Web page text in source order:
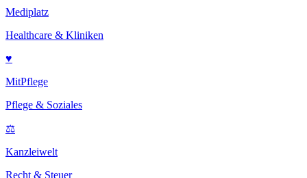
Mediplatz
Healthcare & Kliniken
♥
MitPflege
Pflege & Soziales
⚖
Kanzleiwelt
Recht & Steuer